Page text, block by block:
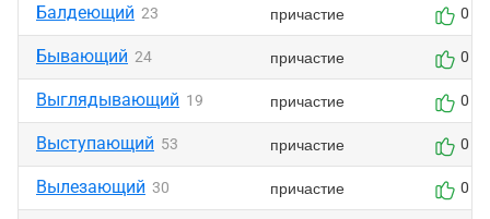
Балдеющий 23 причастие 0
Бывающий 24 причастие 0
Выглядывающий 19 причастие 0
Выступающий 53 причастие 0
Вылезающий 30 причастие 0